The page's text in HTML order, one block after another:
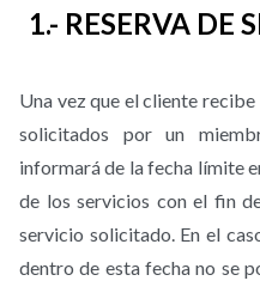
1.- RESERVA DE
Una vez que el cliente
solicitados por un
informará de la fecha límite
de los servicios con el fin
servicio solicitado. En el
dentro de esta fecha no se